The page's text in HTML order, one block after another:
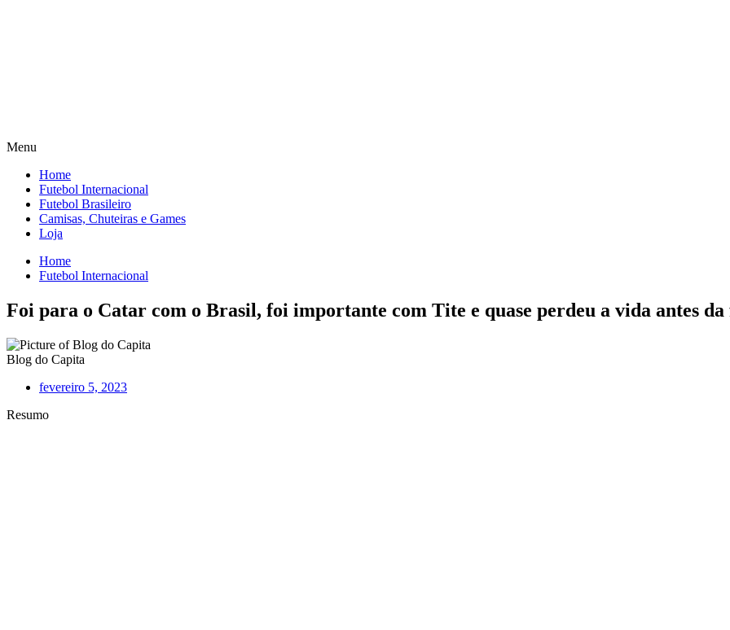
Menu
Home
Futebol Internacional
Futebol Brasileiro
Camisas, Chuteiras e Games
Loja
Home
Futebol Internacional
Foi para o Catar com o Brasil, foi importante com Tite e quase perdeu a vida antes da
Blog do Capita
fevereiro 5, 2023
Resumo